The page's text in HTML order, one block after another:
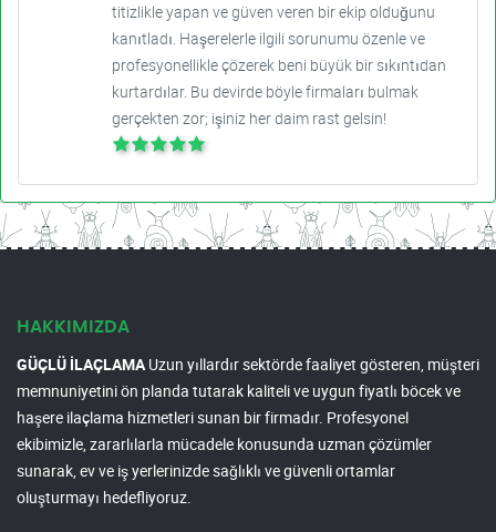
titizlikle yapan ve güven veren bir ekip olduğunu
kanıtladı. Haşerelerle ilgili sorunumu özenle ve
profesyonellikle çözerek beni büyük bir sıkıntıdan
kurtardılar. Bu devirde böyle firmaları bulmak
gerçekten zor; işiniz her daim rast gelsin!
HAKKIMIZDA
GÜÇLÜ İLAÇLAMAUzun yıllardır sektörde faaliyet gösteren, müşteri
memnuniyetini ön planda tutarak kaliteli ve uygun fiyatlı böcek ve
haşere ilaçlama hizmetleri sunan bir firmadır. Profesyonel
ekibimizle, zararlılarla mücadele konusunda uzman çözümler
sunarak, ev ve iş yerlerinizde sağlıklı ve güvenli ortamlar
oluşturmayı hedefliyoruz.